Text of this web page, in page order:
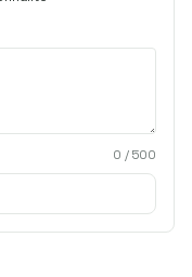
0 / 500